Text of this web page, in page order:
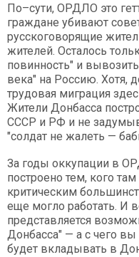
По–сути, ОРДЛО это
граждане убивают
русскоговорящие
жителей. Осталось
повинность" и
века" на Россию. Хотя,
трудовая миграция
Жители Донбасса
СССР и РФ и не
"солдат не жалеть —
За годы оккупации в
построено тем, кого
критическим
еще могло работать. И
представляется
Донбасса" — а с чего вы
будет вкладывать в